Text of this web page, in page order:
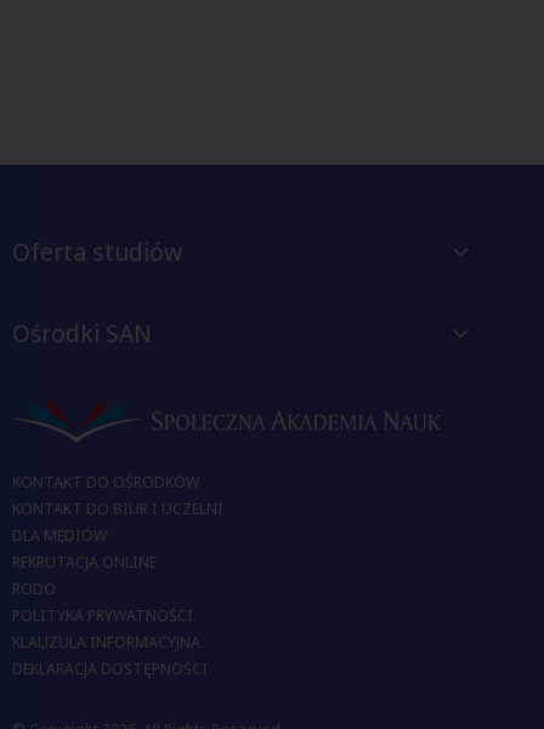
Oferta studiów
Ośrodki SAN
KONTAKT DO OŚRODKÓW
KONTAKT DO BIUR I UCZELNI
DLA MEDIÓW
REKRUTACJA ONLINE
RODO
POLITYKA PRYWATNOŚCI
KLAUZULA INFORMACYJNA
DEKLARACJA DOSTĘPNOŚCI